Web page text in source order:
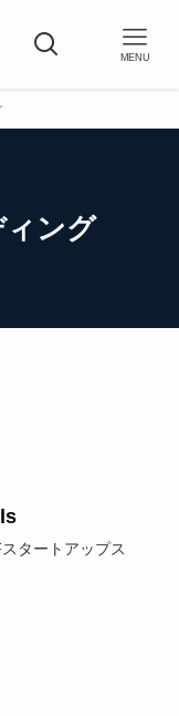
MENU
ング
タートアップス